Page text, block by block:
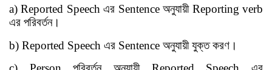
a) Reported Speech এর Sentenceঅনুযায়ী Reporting verb
এর পরিবর্তন।
b) Reported Speech এর Sentence অনুযায়ী যুক্ত করণ ।